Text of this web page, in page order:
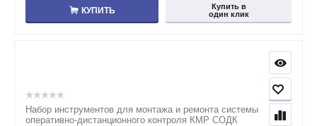
КУПИТЬ
Купить в
один клик
Набор инструментов для монтажа и ремонта системы
оперативно-дистанционного контроля КМР СОДК